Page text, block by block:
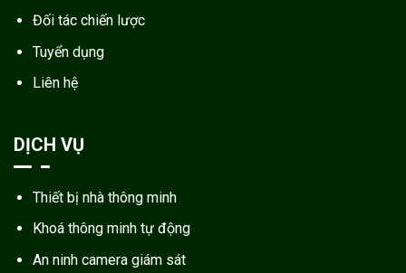
Đối tác chiến lược
Tuyển dụng
Liên hệ
DỊCH VỤ
Thiết bị nhà thông minh
Khoá thông minh tự động
An ninh camera giám sát